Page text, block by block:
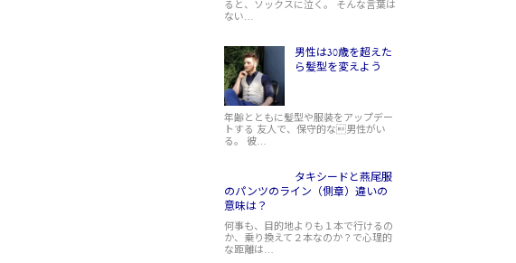
ると、ソックスに泣く。 そんな言葉は
ない…
男性は30歳を超えた
ら髪型を変えよう
年齢とともに髪型や服装をアップデー
トする 友人で、保守的な男性がい
る。 彼…
タキシードと燕尾服
のパンツのライン（側章）違いの
意味は？
何事も、目的地よりも１本で行けるの
か、乗り換えて２本なのか？で心理的
な距離は…